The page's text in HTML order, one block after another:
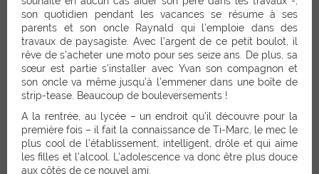
son quotidien pendant les vacances se résume à ses
parents et son oncle Raynald qui l’emploie dans des
travaux de paysagiste. Avec l’argent de ce petit boulot, il
rêve de s’acheter une moto pour ses seize ans. De plus, sa
sœur est partie s’installer avec Yvan son compagnon et
son oncle va même jusqu’à l’emmener dans une boîte de
strip-tease. Beaucoup de bouleversements !
A la rentrée, au lycée – un endroit qu’il découvre pour la
première fois – il fait la connaissance de Ti-Marc, le mec le
plus cool de l’établissement, intelligent, drôle et qui aime
les filles et l’alcool. L’adolescence va donc être plus douce
aux côtés de ce nouvel ami.